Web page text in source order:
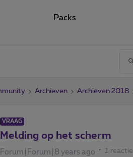
Packs
Archieven Archieven 2018
VRAAG
Melding op het scherm
Forum|Forum|8 years ago 1 reactie